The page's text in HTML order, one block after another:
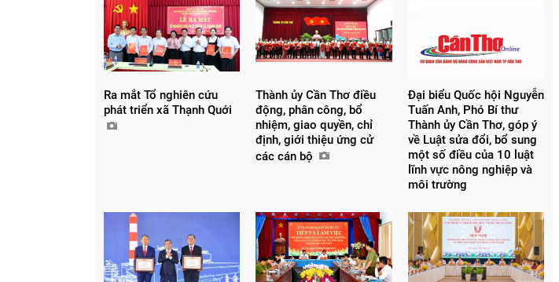
Ra mắt Tổ nghiên cứu
phát triển xã Thạnh Quới
Thành ủy Cần Thơ điều
động, phân công, bổ
nhiệm, giao quyền, chỉ
định, giới thiệu ứng cử
các cán bộ
Đại biểu Quốc hội Nguyễn
Tuấn Anh, Phó Bí thư
Thành ủy Cần Thơ, góp ý
về Luật sửa đổi, bổ sung
một số điều của 10 luật
lĩnh vực nông nghiệp và
môi trường